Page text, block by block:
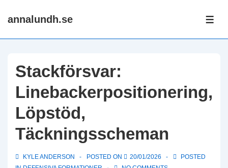
Skipannalundh.se
Stackförsvar:
Linebackerpositionering,
Löpstöd,
Täckningsscheman
KYLE ANDERSON POSTED ON 20/01/2026
POSTED